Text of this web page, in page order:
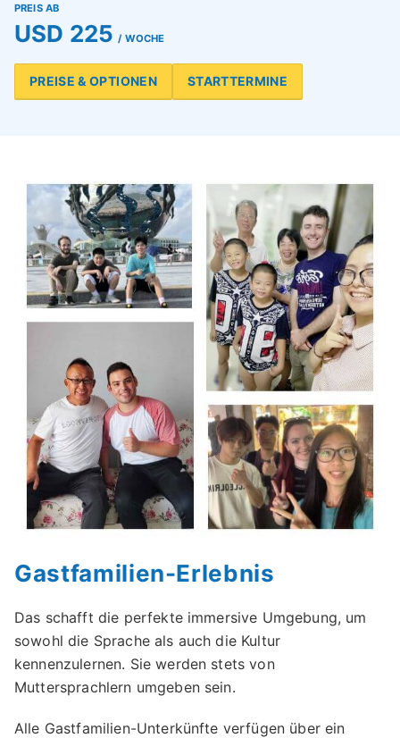
PREIS AB
USD 225 / WOCHE
PREISE & OPTIONEN STARTTERMINE
Gastfamilien-Erlebnis
Das schafft die perfekte immersive Umgebung, um
sowohl die Sprache als auch die Kultur
kennenzulernen. Sie werden stets von
Muttersprachlern umgeben sein.
Alle Gastfamilien-Unterkünfte verfügen über ein